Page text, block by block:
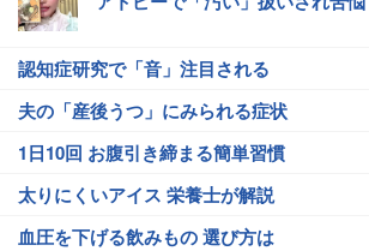
認知症研究で「音」注目される
夫の「産後うつ」にみられる症状
1日10回 お腹引き締まる簡単習慣
太りにくいアイス 栄養士が解説
血圧を下げる飲みもの 選び方は